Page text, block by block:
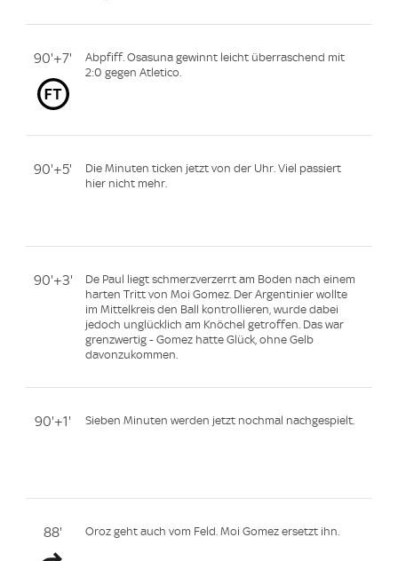
90'+7'
Abpfiff. Osasuna gewinnt leicht überraschend mit
2:0 gegen Atletico.
90'+5'
Die Minuten ticken jetzt von der Uhr. Viel passiert
hier nicht mehr.
90'+3'
De Paul liegt schmerzverzerrt am Boden nach einem
harten Tritt von Moi Gomez. Der Argentinier wollte
im Mittelkreis den Ball kontrollieren, wurde dabei
jedoch unglücklich am Knöchel getroffen. Das war
grenzwertig - Gomez hatte Glück, ohne Gelb
davonzukommen.
90'+1' Sieben Minuten werden jetzt nochmal nachgespielt.
88' Oroz geht auch vom Feld. Moi Gomez ersetzt ihn.